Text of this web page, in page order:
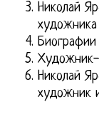
Николай
художника
Николай
художник